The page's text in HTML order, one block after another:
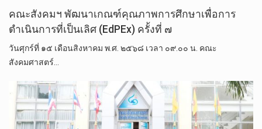
คณะสังคมฯ พัฒนาเกณฑ์คุณภาพการศึกษาเพื่อการ
ดำเนินการที่เป็นเลิศ (EdPEx) ครั้งที่ ๗
วันศุกร์ที่ ๑๕ เดือนสิงหาคม พ.ศ. ๒๕๖๘ เวลา ๐๙.๐๐ น. คณะ
สังคมศาสตร์…